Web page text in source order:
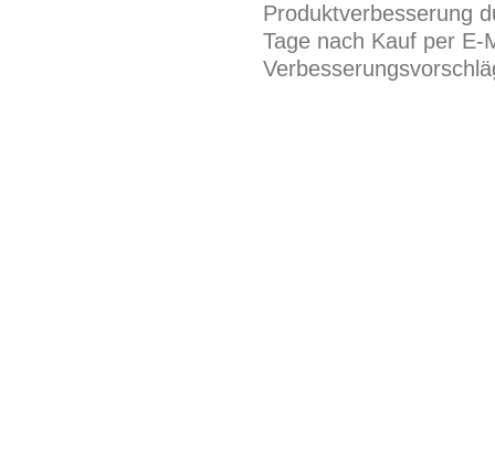
Produktverbesserung
Tage nach Kauf per E-